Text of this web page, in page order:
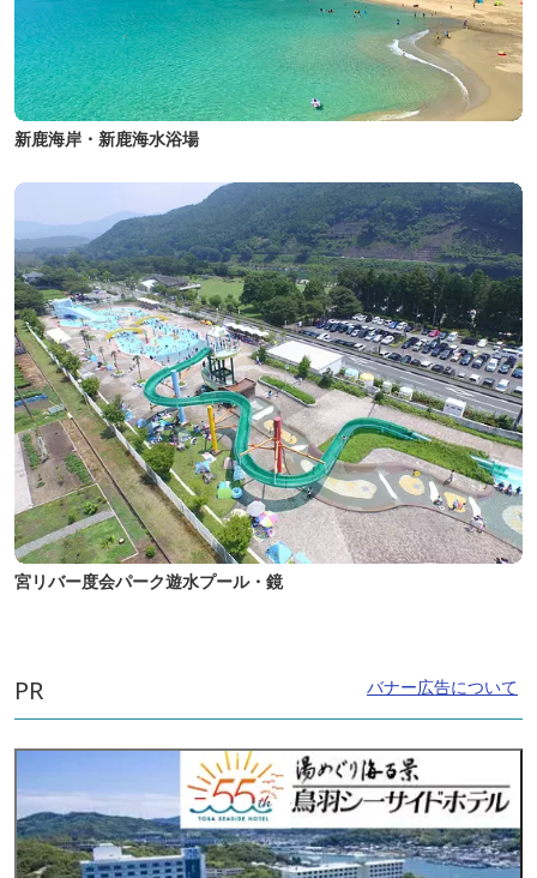
新鹿海岸・新鹿海水浴場
宮リバー度会パーク遊水プール・鏡
PR バナー広告について